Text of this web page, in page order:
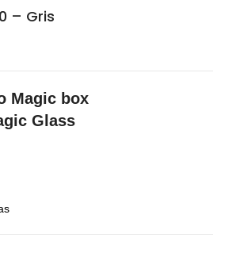
– Gris
Magic box
Glass